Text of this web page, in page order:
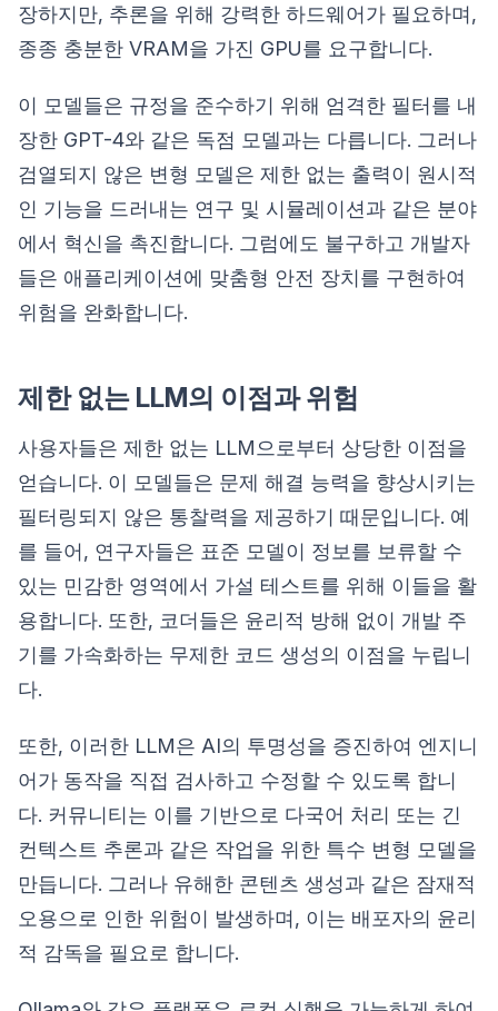
장하지만, 추론을 위해 강력한 하드웨어가 필요하며,
종종 충분한 VRAM을 가진 GPU를 요구합니다.
이 모델들은 규정을 준수하기 위해 엄격한 필터를 내
장한 GPT-4와 같은 독점 모델과는 다릅니다. 그러나
검열되지 않은 변형 모델은 제한 없는 출력이 원시적
인 기능을 드러내는 연구 및 시뮬레이션과 같은 분야
에서 혁신을 촉진합니다. 그럼에도 불구하고 개발자
들은 애플리케이션에 맞춤형 안전 장치를 구현하여
위험을 완화합니다.
제한 없는 LLM의 이점과 위험
사용자들은 제한 없는 LLM으로부터 상당한 이점을
얻습니다. 이 모델들은 문제 해결 능력을 향상시키는
필터링되지 않은 통찰력을 제공하기 때문입니다. 예
를 들어, 연구자들은 표준 모델이 정보를 보류할 수
있는 민감한 영역에서 가설 테스트를 위해 이들을 활
용합니다. 또한, 코더들은 윤리적 방해 없이 개발 주
기를 가속화하는 무제한 코드 생성의 이점을 누립니
다.
또한, 이러한 LLM은 AI의 투명성을 증진하여 엔지니
어가 동작을 직접 검사하고 수정할 수 있도록 합니
다. 커뮤니티는 이를 기반으로 다국어 처리 또는 긴
컨텍스트 추론과 같은 작업을 위한 특수 변형 모델을
만듭니다. 그러나 유해한 콘텐츠 생성과 같은 잠재적
오용으로 인한 위험이 발생하며, 이는 배포자의 윤리
적 감독을 필요로 합니다.